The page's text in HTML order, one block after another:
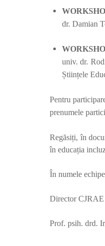
dr. Damian
univ. dr.
Științele
Pentru
prenumele
Regăsiți, în
în educația
În numele
Director
Prof.